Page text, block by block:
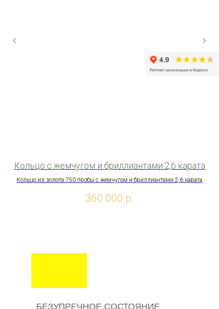
Кольцо с жемчугом и бриллиантами 2,6 карата
Кольцо из золота 750 пробы с жемчугом и бриллиантами 2,6 карата
360 000 р.
БЕЗУПРЕЧНОЕ СОСТОЯНИЕ